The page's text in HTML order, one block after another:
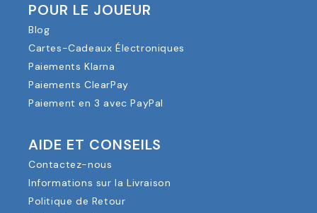
POUR LE JOUEUR
Blog
Cartes-Cadeaux Électroniques
Paiements Klarna
Paiements ClearPay
Paiement en 3 avec PayPal
AIDE ET CONSEILS
Contactez-nous
Informations sur la Livraison
Politique de Retour